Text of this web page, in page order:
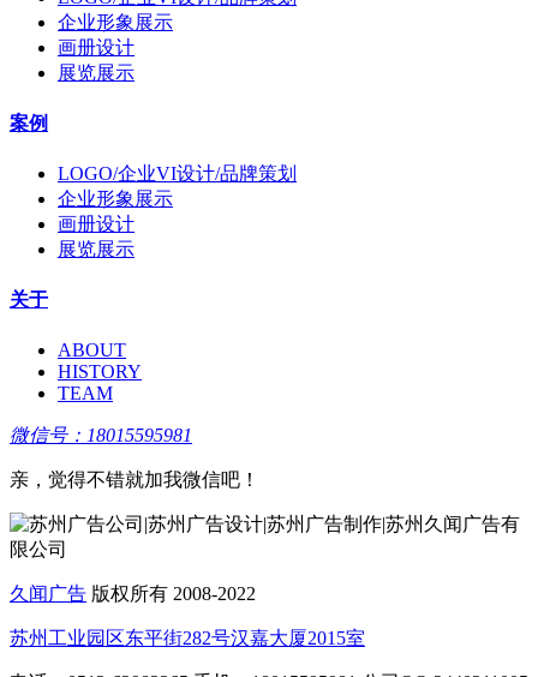
企业形象展示
画册设计
展览展示
案例
LOGO/企业VI设计/品牌策划
企业形象展示
画册设计
展览展示
关于
ABOUT
HISTORY
TEAM
微信号：18015595981
亲，觉得不错就加我微信吧！
久闻广告 版权所有 2008-2022
苏州工业园区东平街282号汉嘉大厦2015室